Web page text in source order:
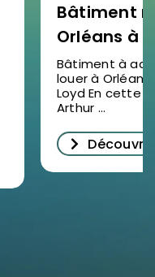
Bâtiment
Orléans à
acheter
Occasion
Bâtiment à
louer à
Loyd En cette
Arthur ...
Découvrir